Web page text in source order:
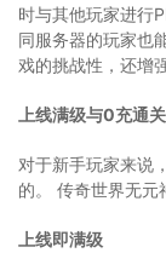
时与其他玩家进行
同服务器的玩家也
戏的挑战性，还增
上线满级与0充通
对于新手玩家来说
的。 传奇世界无元
上线即满级